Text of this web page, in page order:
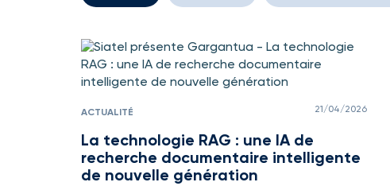
ACTUALITÉ 21/04/2026
La technologie RAG : une IA de
recherche documentaire intelligente
de nouvelle génération